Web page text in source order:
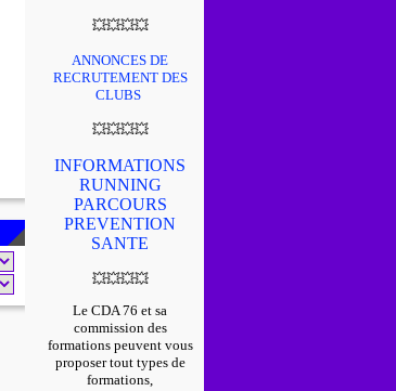
💥💥💥💥
ANNONCES DE
RECRUTEMENT DES
CLUBS
💥💥💥💥
INFORMATIONS
RUNNING
PARCOURS
PREVENTION
SANTE
💥💥💥💥
Le CDA 76 et sa
commission des
formations peuvent vous
proposer tout types de
formations,